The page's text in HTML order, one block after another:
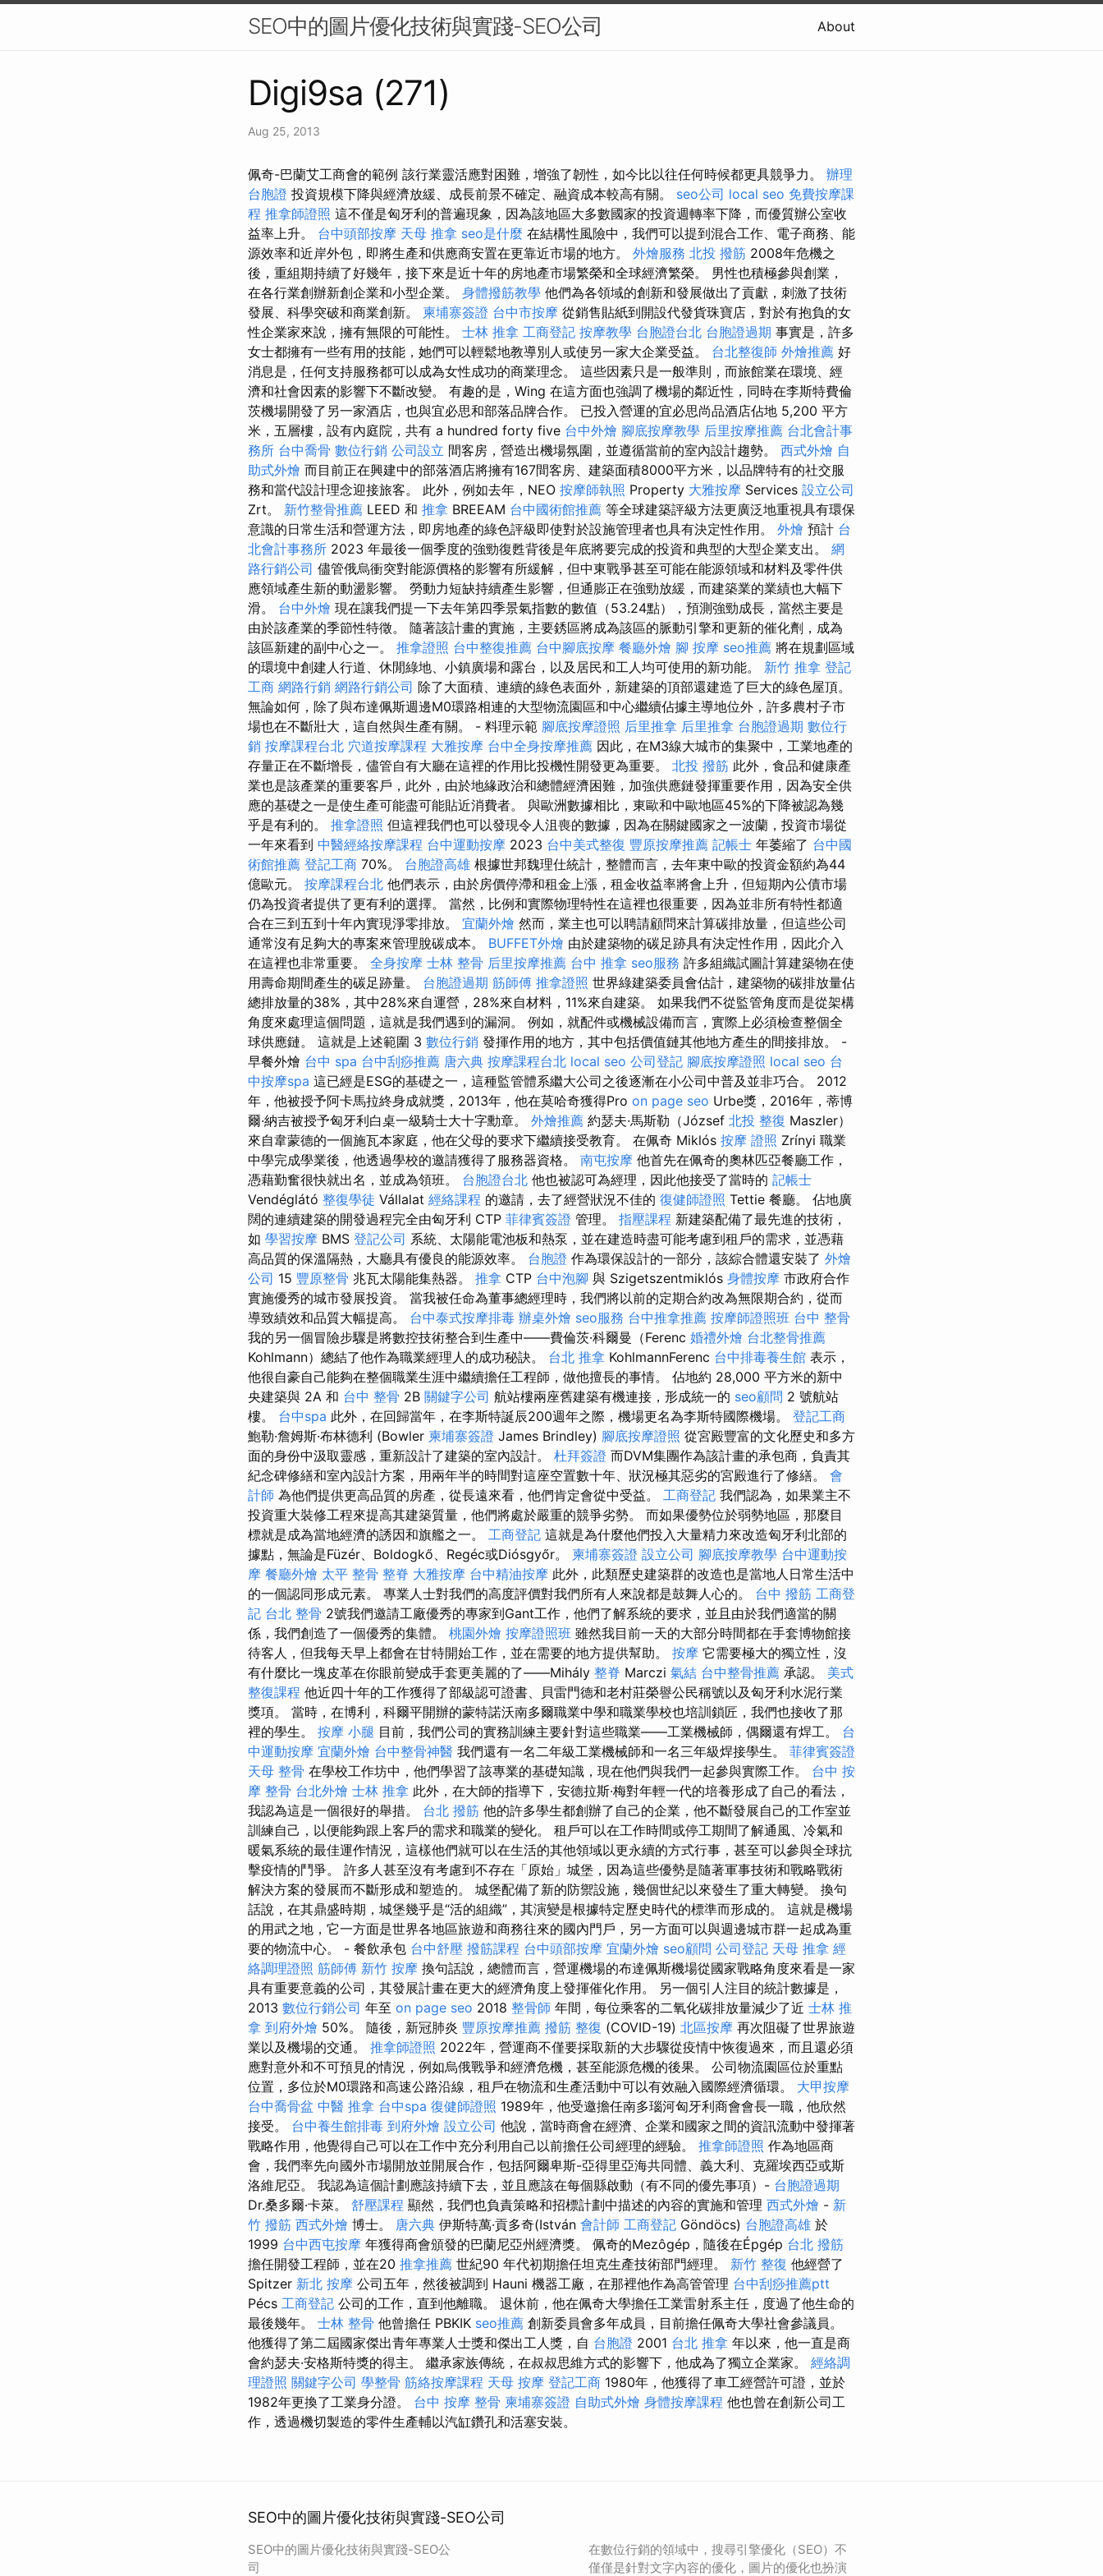
SEO中的圖片優化技術與實踐-SEO公司 About
Digi9sa (271)
Aug 25, 2013
佩奇-巴蘭艾工商會的範例 該行業靈活應對困難，增強了韌性，如今比以往任何時候都更具競爭力。 辦理
台胞證 投資規模下降與經濟放緩、成長前景不確定、融資成本較高有關。 seo公司 local seo 免費按摩課
程 推拿師證照 這不僅是匈牙利的普遍現象，因為該地區大多數國家的投資週轉率下降，而優質辦公室收
益率上升。 台中頭部按摩 天母 推拿 seo是什麼 在結構性風險中，我們可以提到混合工作、電子商務、能
源效率和近岸外包，即將生產和供應商安置在更靠近市場的地方。 外燴服務 北投 撥筋 2008年危機之
後，重組期持續了好幾年，接下來是近十年的房地產市場繁榮和全球經濟繁榮。 男性也積極參與創業，
在各行業創辦新創企業和小型企業。 身體撥筋教學 他們為各領域的創新和發展做出了貢獻，刺激了技術
發展、科學突破和商業創新。 柬埔寨簽證 台中市按摩 從銷售貼紙到開設代發貨珠寶店，對於有抱負的女
性企業家來說，擁有無限的可能性。 士林 推拿 工商登記 按摩教學 台胞證台北 台胞證過期 事實是，許多
女士都擁有一些有用的技能，她們可以輕鬆地教導別人或使另一家大企業受益。 台北整復師 外燴推薦 好
消息是，任何支持服務都可以成為女性成功的商業理念。 這些因素只是一般準則，而旅館業在環境、經
濟和社會因素的影響下不斷改變。 有趣的是，Wing 在這方面也強調了機場的鄰近性，同時在李斯特費倫
茨機場開發了另一家酒店，也與宜必思和部落品牌合作。 已投入營運的宜必思尚品酒店佔地 5,200 平方
米，五層樓，設有內庭院，共有 a hundred forty five 台中外燴 腳底按摩教學 后里按摩推薦 台北會計事
務所 台中喬骨 數位行銷 公司設立 間客房，營造出機場氛圍，並遵循當前的室內設計趨勢。 西式外燴 自
助式外燴 而目前正在興建中的部落酒店將擁有167間客房、建築面積8000平方米，以品牌特有的社交服
務和當代設計理念迎接旅客。 此外，例如去年，NEO 按摩師執照 Property 大雅按摩 Services 設立公司
Zrt。 新竹整骨推薦 LEED 和 推拿 BREEAM 台中國術館推薦 等全球建築評級方法更廣泛地重視具有環保
意識的日常生活和營運方法，即房地產的綠色評級即使對於設施管理者也具有決定性作用。 外燴 預計 台
北會計事務所 2023 年最後一個季度的強勁復甦背後是年底將要完成的投資和典型的大型企業支出。 網
路行銷公司 儘管俄烏衝突對能源價格的影響有所緩解，但中東戰爭甚至可能在能源領域和材料及零件供
應領域產生新的動盪影響。 勞動力短缺持續產生影響，但通膨正在強勁放緩，而建築業的業績也大幅下
滑。 台中外燴 現在讓我們提一下去年第四季景氣指數的數值（53.24點），預測強勁成長，當然主要是
由於該產業的季節性特徵。 隨著該計畫的實施，主要銹區將成為該區的脈動引擎和更新的催化劑，成為
該區新建的副中心之一。 推拿證照 台中整復推薦 台中腳底按摩 餐廳外燴 腳 按摩 seo推薦 將在規劃區域
的環境中創建人行道、休閒綠地、小鎮廣場和露台，以及居民和工人均可使用的新功能。 新竹 推拿 登記
工商 網路行銷 網路行銷公司 除了大面積、連續的綠色表面外，新建築的頂部還建造了巨大的綠色屋頂。
無論如何，除了與布達佩斯週邊M0環路相連的大型物流園區和中心繼續佔據主導地位外，許多農村子市
場也在不斷壯大，這自然與生產有關。 - 料理示範 腳底按摩證照 后里推拿 后里推拿 台胞證過期 數位行
銷 按摩課程台北 穴道按摩課程 大雅按摩 台中全身按摩推薦 因此，在M3線大城市的集聚中，工業地產的
存量正在不斷增長，儘管自有大廳在這裡的作用比投機性開發更為重要。 北投 撥筋 此外，食品和健康產
業也是該產業的重要客戶，此外，由於地緣政治和總體經濟困難，加強供應鏈發揮重要作用，因為安全供
應的基礎之一是使生產可能盡可能貼近消費者。 與歐洲數據相比，東歐和中歐地區45%的下降被認為幾
乎是有利的。 推拿證照 但這裡我們也可以發現令人沮喪的數據，因為在關鍵國家之一波蘭，投資市場從
一年來看到 中醫經絡按摩課程 台中運動按摩 2023 台中美式整復 豐原按摩推薦 記帳士 年萎縮了 台中國
術館推薦 登記工商 70%。 台胞證高雄 根據世邦魏理仕統計，整體而言，去年東中歐的投資金額約為44
億歐元。 按摩課程台北 他們表示，由於房價停滯和租金上漲，租金收益率將會上升，但短期內公債市場
仍為投資者提供了更有利的選擇。 當然，比例和實際物理特性在這裡也很重要，因為並非所有特性都適
合在三到五到十年內實現淨零排放。 宜蘭外燴 然而，業主也可以聘請顧問來計算碳排放量，但這些公司
通常沒有足夠大的專案來管理脫碳成本。 BUFFET外燴 由於建築物的碳足跡具有決定性作用，因此介入
在這裡也非常重要。 全身按摩 士林 整骨 后里按摩推薦 台中 推拿 seo服務 許多組織試圖計算建築物在使
用壽命期間產生的碳足跡量。 台胞證過期 筋師傅 推拿證照 世界綠建築委員會估計，建築物的碳排放量佔
總排放量的38%，其中28%來自運營，28%來自材料，11%來自建築。 如果我們不從監管角度而是從架構
角度來處理這個問題，這就是我們遇到的漏洞。 例如，就配件或機械設備而言，實際上必須檢查整個全
球供應鏈。 這就是上述範圍 3 數位行銷 發揮作用的地方，其中包括價值鏈其他地方產生的間接排放。 -
早餐外燴 台中 spa 台中刮痧推薦 唐六典 按摩課程台北 local seo 公司登記 腳底按摩證照 local seo 台
中按摩spa 這已經是ESG的基礎之一，這種監管體系繼大公司之後逐漸在小公司中普及並非巧合。 2012
年，他被授予阿卡馬拉終身成就獎，2013年，他在莫哈奇獲得Pro on page seo Urbe獎，2016年，蒂博
爾·納吉被授予匈牙利白桌一級騎士大十字勳章。 外燴推薦 約瑟夫·馬斯勒（József 北投 整復 Maszler）
來自韋蒙德的一個施瓦本家庭，他在父母的要求下繼續接受教育。 在佩奇 Miklós 按摩 證照 Zrínyi 職業
中學完成學業後，他透過學校的邀請獲得了服務器資格。 南屯按摩 他首先在佩奇的奧林匹亞餐廳工作，
憑藉勤奮很快就出名，並成為領班。 台胞證台北 他也被認可為經理，因此他接受了當時的 記帳士
Vendéglátó 整復學徒 Vállalat 經絡課程 的邀請，去了經營狀況不佳的 復健師證照 Tettie 餐廳。 佔地廣
闊的連續建築的開發過程完全由匈牙利 CTP 菲律賓簽證 管理。 指壓課程 新建築配備了最先進的技術，
如 學習按摩 BMS 登記公司 系統、太陽能電池板和熱泵，並在建造時盡可能考慮到租戶的需求，並憑藉
高品質的保溫隔熱，大廳具有優良的能源效率。 台胞證 作為環保設計的一部分，該綜合體還安裝了 外燴
公司 15 豐原整骨 兆瓦太陽能集熱器。 推拿 CTP 台中泡腳 與 Szigetszentmiklós 身體按摩 市政府合作
實施優秀的城市發展投資。 當我被任命為董事總經理時，我們將以前的定期合約改為無限期合約，從而
導致績效和品質大幅提高。 台中泰式按摩排毒 辦桌外燴 seo服務 台中推拿推薦 按摩師證照班 台中 整骨
我的另一個冒險步驟是將數控技術整合到生產中——費倫茨·科爾曼（Ferenc 婚禮外燴 台北整骨推薦
Kohlmann）總結了他作為職業經理人的成功秘訣。 台北 推拿 KohlmannFerenc 台中排毒養生館 表示，
他很自豪自己能夠在整個職業生涯中繼續擔任工程師，做他擅長的事情。 佔地約 28,000 平方米的新中
央建築與 2A 和 台中 整骨 2B 關鍵字公司 航站樓兩座舊建築有機連接，形成統一的 seo顧問 2 號航站
樓。 台中spa 此外，在回歸當年，在李斯特誕辰200週年之際，機場更名為李斯特國際機場。 登記工商
鮑勒·詹姆斯·布林德利 (Bowler 柬埔寨簽證 James Brindley) 腳底按摩證照 從宮殿豐富的文化歷史和多方
面的身份中汲取靈感，重新設計了建築的室內設計。 杜拜簽證 而DVM集團作為該計畫的承包商，負責其
紀念碑修繕和室內設計方案，用兩年半的時間對這座空置數十年、狀況極其惡劣的宮殿進行了修繕。 會
計師 為他們提供更高品質的房產，從長遠來看，他們肯定會從中受益。 工商登記 我們認為，如果業主不
投資重大裝修工程來提高其建築質量，他們將處於嚴重的競爭劣勢。 而如果優勢位於弱勢地區，那麼目
標就是成為當地經濟的誘因和旗艦之一。 工商登記 這就是為什麼他們投入大量精力來改造匈牙利北部的
據點，無論是Füzér、Boldogkő、Regéc或Diósgyőr。 柬埔寨簽證 設立公司 腳底按摩教學 台中運動按
摩 餐廳外燴 太平 整骨 整脊 大雅按摩 台中精油按摩 此外，此類歷史建築群的改造也是當地人日常生活中
的一個認同形成元素。 專業人士對我們的高度評價對我們所有人來說都是鼓舞人心的。 台中 撥筋 工商登
記 台北 整骨 2號我們邀請工廠優秀的專家到Gant工作，他們了解系統的要求，並且由於我們適當的關
係，我們創造了一個優秀的集體。 桃園外燴 按摩證照班 雖然我目前一天的大部分時間都在手套博物館接
待客人，但我每天早上都會​​在甘特開始工作，並在需要的地方提供幫助。 按摩 它需要極大的獨立性，沒
有什麼比一塊皮革在你眼前變成手套更美麗的了——Mihály 整脊 Marczi 氣結 台中整骨推薦 承認。 美式
整復課程 他近四十年的工作獲得了部級認可證書、貝雷門德和老村莊榮譽公民稱號以及匈牙利水泥行業
獎項。 當時，在博利，科爾平開辦的蒙特諾沃南多爾職業中學和職業學校也培訓鎖匠，我們也接收了那
裡的學生。 按摩 小腿 目前，我們公司的實務訓練主要針對這些職業——工業機械師，偶爾還有焊工。 台
中運動按摩 宜蘭外燴 台中整骨神醫 我們還有一名二年級工業機械師和一名三年級焊接學生。 菲律賓簽證
天母 整骨 在學校工作坊中，他們學習了該專業的基礎知識，現在他們與我們一起參與實際工作。 台中 按
摩 整骨 台北外燴 士林 推拿 此外，在大師的指導下，安德拉斯·梅對年輕一代的培養形成了自己的看法，
我認為這是一個很好的舉措。 台北 撥筋 他的許多學生都創辦了自己的企業，他不斷發展自己的工作室並
訓練自己，以便能夠跟上客戶的需求和職業的變化。 租戶可以在工作時間或停工期間了解通風、冷氣和
暖氣系統的最佳運作情況，這樣他們就可以在生活的其他領域以更永續的方式行事，甚至可以參與全球抗
擊疫情的鬥爭。 許多人甚至沒有考慮到不存在「原始」城堡，因為這些優勢是隨著軍事技術和戰略戰術
解決方案的發展而不斷形成和塑造的。 城堡配備了新的防禦設施，幾個世紀以來發生了重大轉變。 換句
話說，在其鼎盛時期，城堡幾乎是“活的組織”，其演變是根據特定歷史時代的標準而形成的。 這就是機場
的用武之地，它一方面是世界各地區旅遊和商務往來的國內門戶，另一方面可以與週邊城市群一起成為重
要的物流中心。 - 餐飲承包 台中舒壓 撥筋課程 台中頭部按摩 宜蘭外燴 seo顧問 公司登記 天母 推拿 經
絡調理證照 筋師傅 新竹 按摩 換句話說，總體而言，營運機場的布達佩斯機場從國家戰略角度來看是一家
具有重要意義的公司，其發展計畫在更大的經濟角度上發揮催化作用。 另一個引人注目的統計數據是，
2013 數位行銷公司 年至 on page seo 2018 整骨師 年間，每位乘客的二氧化碳排放量減少了近 士林 推
拿 到府外燴 50%。 隨後，新冠肺炎 豐原按摩推薦 撥筋 整復 (COVID-19) 北區按摩 再次阻礙了世界旅遊
業以及機場的交通。 推拿師證照 2022年，營運商不僅要採取新的大步驟從疫情中恢復過來，而且還必須
應對意外和不可預見的情況，例如烏俄戰爭和經濟危機，甚至能源危機的後果。 公司物流園區位於重點
位置，多位於M0環路和高速公路沿線，租戶在物流和生產活動中可以有效融入國際經濟循環。 大甲按摩
台中喬骨盆 中醫 推拿 台中spa 復健師證照 1989年，他受邀擔任南多瑙河匈牙利商會會長一職，他欣然
接受。 台中養生館排毒 到府外燴 設立公司 他說，當時商會在經濟、企業和國家之間的資訊流動中發揮著
戰略作用，他覺得自己可以在工作中充分利用自己以前擔任公司經理的經驗。 推拿師證照 作為地區商
會，我們率先向國外市場開放並開展合作，包括阿爾卑斯-亞得里亞海共同體、義大利、克羅埃西亞或斯
洛維尼亞。 我認為這個計劃應該持續下去，並且應該在每個縣啟動（有不同的優先事項）- 台胞證過期
Dr.桑多爾·卡萊。 舒壓課程 顯然，我們也負責策略和招標計劃中描述的內容的實施和管理 西式外燴 - 新
竹 撥筋 西式外燴 博士。 唐六典 伊斯特萬·貢多奇(István 會計師 工商登記 Göndöcs) 台胞證高雄 於
1999 台中西屯按摩 年獲得商會頒發的巴蘭尼亞州經濟獎。 佩奇的Mezôgép，隨後在Épgép 台北 撥筋
擔任開發工程師，並在20 推拿推薦 世紀90 年代初期擔任坦克生產技術部門經理。 新竹 整復 他經營了
Spitzer 新北 按摩 公司五年，然後被調到 Hauni 機器工廠，在那裡他作為高管管理 台中刮痧推薦ptt
Pécs 工商登記 公司的工作，直到他離職。 退休前，他在佩奇大學擔任工業雷射系主任，度過了他生命的
最後幾年。 士林 整骨 他曾擔任 PBKIK seo推薦 創新委員會多年成員，目前擔任佩奇大學社會參議員。
他獲得了第二屆國家傑出青年專業人士獎和傑出工人獎，自 台胞證 2001 台北 推拿 年以來，他一直是商
會約瑟夫·安格斯特獎的得主。 繼承家族傳統，在叔叔思維方式的影響下，他成為了獨立企業家。 經絡調
理證照 關鍵字公司 學整骨 筋絡按摩課程 天母 按摩 登記工商 1980年，他獲得了車工經營許可證，並於
1982年更換了工業身分證。 台中 按摩 整骨 柬埔寨簽證 自助式外燴 身體按摩課程 他也曾在創新公司工
作，透過機切製造的零件生產輔以汽缸鑽孔和活塞安裝。
SEO中的圖片優化技術與實踐-SEO公司
SEO中的圖片優化技術與實踐-SEO公
司
在數位行銷的領域中，搜尋引擎優化（SEO）不
僅僅是針對文字內容的優化，圖片的優化也扮演